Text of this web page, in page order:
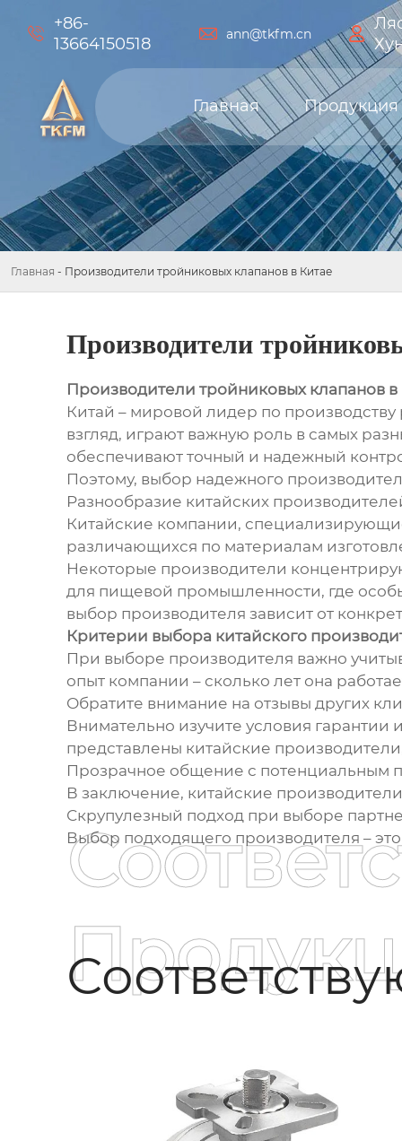

+86-
13664150518
 ann@tkfm.cn 
Главная Продукция
Главная - Производители тройниковых клапанов в Китае
Производители
Производители тройниковых клапанов в
Китай – мировой лидер по
взгляд, играют важную роль в самых
обеспечивают точный и надежный
Поэтому, выбор надежного
Разнообразие китайских
Китайские компании,
различающихся по материалам
Некоторые производители
для пищевой промышленности, где
выбор производителя зависит от
Критерии выбора китайского
При выборе производителя важно
опыт компании – сколько лет она
Обратите внимание на отзывы других
Внимательно изучите условия
представлены китайские
Прозрачное общение с потенциальным
В заключение, китайские
Скрупулезный подход при выборе
Выбор подходящего производителя –